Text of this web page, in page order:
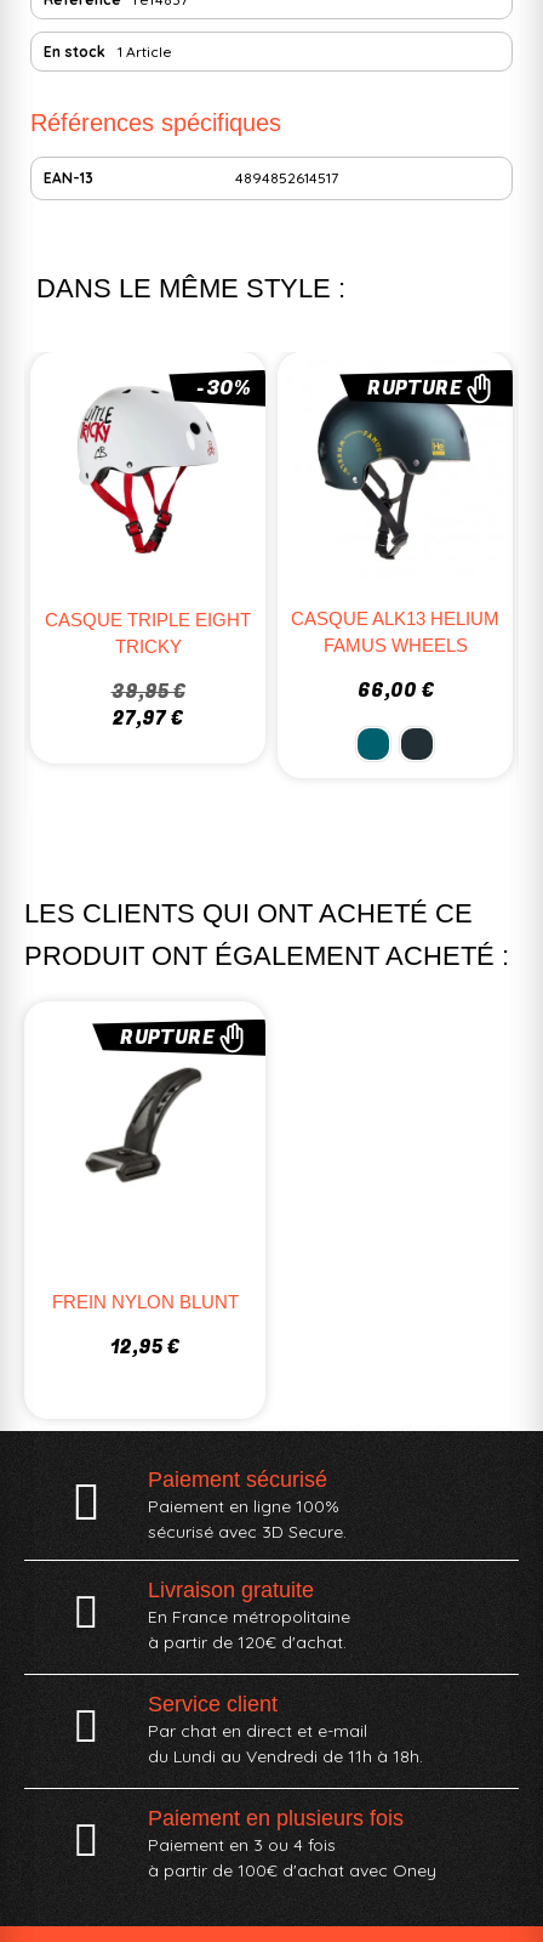
En stock 1 Article
Références spécifiques
EAN-13 4894852614517
DANS LE MÊME STYLE :
-30%
CASQUE TRIPLE EIGHT
TRICKY
39,95 €
27,97 €
RUPTURE
CASQUE ALK13 HELIUM
FAMUS WHEELS
66,00 €
LES CLIENTS QUI ONT ACHETÉ CE
PRODUIT ONT ÉGALEMENT ACHETÉ :
RUPTURE
FREIN NYLON BLUNT
12,95 €
Paiement sécurisé
Paiement en ligne 100%
sécurisé avec 3D Secure.
Livraison gratuite
En France métropolitaine
à partir de 120€ d'achat.
Service client
Par chat en direct et e-mail
du Lundi au Vendredi de 11h à 18h.
Paiement en plusieurs fois
Paiement en 3 ou 4 fois
à partir de 100€ d'achat avec Oney​